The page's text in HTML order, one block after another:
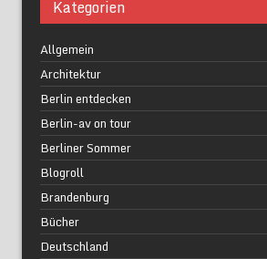
Kategorien
Allgemein
Architektur
Berlin entdecken
Berlin-av on tour
Berliner Sommer
Blogroll
Brandenburg
Bücher
Deutschland